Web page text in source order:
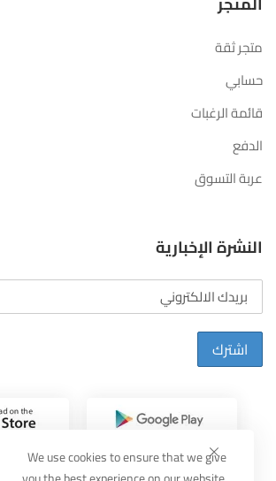
متجر ثقة
حسابي
قائمة الرغبات
الدفع
عربة التسوق
النشرة الإخبارية
اشترك
We use cookies to ensure that we give